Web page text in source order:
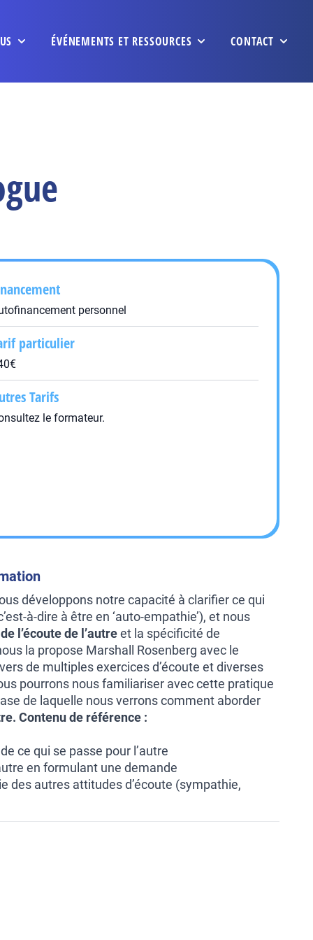
ÉVÉNEMENTS ET RESSOURCES CONTACT
personnel
particulier
Tarifs
le formateur.
développons notre capacité à clarifier ce qui
à-dire à être en ‘auto-empathie’), et nous
l’écoute de l’autreet la spécificité de
la propose Marshall Rosenberg avec le
de multiples exercices d’écoute et diverses
pourrons nous familiariser avec cette pratique
de laquelle nous verrons comment aborder
Contenu de référence :
ce qui se passe pour l’autre
en formulant une demande
des autres attitudes d’écoute (sympathie,